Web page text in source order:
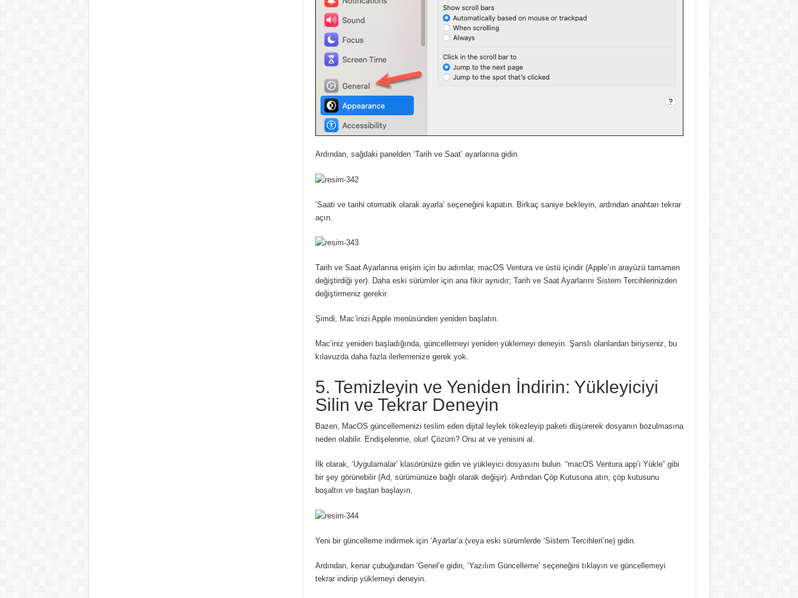
Ardından, sağdaki panelden ‘Tarih ve Saat’ ayarlarına gidin.
‘Saati ve tarihi otomatik olarak ayarla’ seçeneğini kapatın.
Birkaç saniye bekleyin, ardından anahtarı tekrar
açın.
Tarih ve Saat Ayarlarına erişim için bu adımlar, macOS Ventura ve üstü içindir (Apple’ın arayüzü tamamen
değiştirdiği yer). Daha eski sürümler için ana fikir aynıdır; Tarih ve Saat Ayarlarını Sistem Tercihlerinizden
değiştirmeniz gerekir.
Şimdi, Mac’inizi Apple menüsünden yeniden başlatın.
Mac’iniz yeniden başladığında, güncellemeyi yeniden yüklemeyi deneyin. Şanslı olanlardan biriyseniz, bu
kılavuzda daha fazla ilerlemenize gerek yok.
5. Temizleyin ve Yeniden İndirin: Yükleyiciyi
Silin ve Tekrar Deneyin
Bazen, MacOS güncellemenizi teslim eden dijital leylek tökezleyip paketi düşürerek dosyanın bozulmasına
neden olabilir. Endişelenme, olur! Çözüm? Onu at ve yenisini al.
İlk olarak, ‘Uygulamalar’ klasörünüze gidin ve yükleyici dosyasını bulun. “macOS Ventura.app’i Yükle” gibi
bir şey görünebilir (Ad, sürümünüze bağlı olarak değişir). Ardından Çöp Kutusuna atın, çöp kutusunu
boşaltın ve baştan başlayın.
Yeni bir güncelleme indirmek için ‘Ayarlar’a (veya eski sürümlerde ‘Sistem Tercihleri’ne) gidin.
Ardından, kenar çubuğundan ‘Genel’e gidin, ‘Yazılım Güncelleme’ seçeneğini tıklayın ve güncellemeyi
tekrar indirip yüklemeyi deneyin.